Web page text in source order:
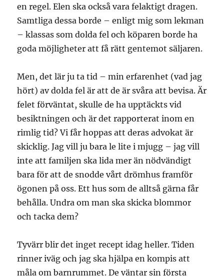
en regel. Elen ska också vara felaktigt dragen.
Samtliga dessa borde – enligt mig som lekman
– klassas som dolda fel och köparen borde ha
goda möjligheter att få rätt gentemot säljaren.
Men, det lär ju ta tid – min erfarenhet (vad jag
hört) av dolda fel är att de är svåra att bevisa. Är
felet förväntat, skulle de ha upptäckts vid
besiktningen och är det rapporterat inom en
rimlig tid? Vi får hoppas att deras advokat är
skicklig. Jag vill ju bara le lite i mjugg – jag vill
inte att familjen ska lida mer än nödvändigt
bara för att de snodde vårt drömhus framför
ögonen på oss. Ett hus som de alltså gärna får
behålla. Undra om man ska skicka blommor
och tacka dem?
Tyvärr blir det inget recept idag heller. Tiden
rinner iväg och jag ska hjälpa en kompis att
måla om barnrummet. De väntar sin första